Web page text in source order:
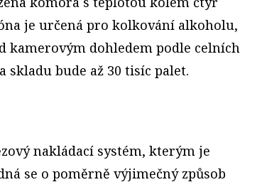
je určená pro kolkování alkoholu,
kamerovým dohledem podle celních
skladu bude až 30 tisíc palet.
nakládací systém, kterým je
se o poměrně výjimečný způsob